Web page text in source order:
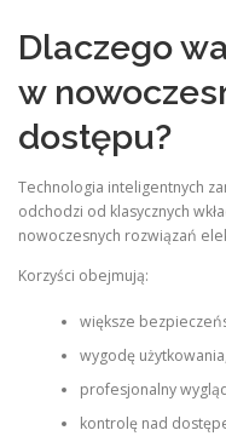
Dlaczego
w
dostępu?
Technologia inteligentnych
odchodzi od klasycznych
nowoczesnych rozwiązań
Korzyści obejmują:
większe
wygodę użytkowania,
profesjonalny
kontrolę nad